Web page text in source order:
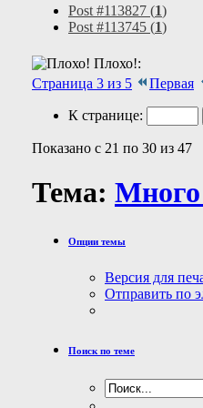
Post #113827 (1)
Post #113745 (1)
Плохо!:
Страница 3 из 5
Первая
К странице:
Показано с 21 по 30 из 47
Тема: Много
Опции темы
Версия для
Отправить по
Поиск по теме